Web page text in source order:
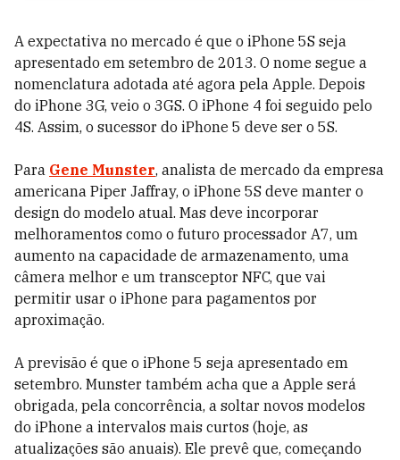
A expectativa no mercado é que o iPhone 5S seja
apresentado em setembro de 2013. O nome segue a
nomenclatura adotada até agora pela Apple. Depois
do iPhone 3G, veio o 3GS. O iPhone 4 foi seguido pelo
4S. Assim, o sucessor do iPhone 5 deve ser o 5S.
Para Gene Munster, analista de mercado da empresa
americana Piper Jaffray, o iPhone 5S deve manter o
design do modelo atual. Mas deve incorporar
melhoramentos como o futuro processador A7, um
aumento na capacidade de armazenamento, uma
câmera melhor e um transceptor NFC, que vai
permitir usar o iPhone para pagamentos por
aproximação.
A previsão é que o iPhone 5 seja apresentado em
setembro. Munster também acha que a Apple será
obrigada, pela concorrência, a soltar novos modelos
do iPhone a intervalos mais curtos (hoje, as
atualizações são anuais). Ele prevê que, começando